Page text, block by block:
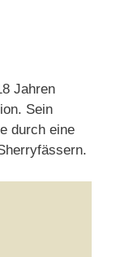
Jahren
Sein
durch eine